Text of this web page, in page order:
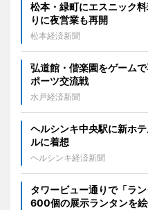
松本・緑町にエスニック
りに夜営業も再開
松本経済新聞
弘道館・偕楽園をゲーム
ポーツ交流戦
水戸経済新聞
ヘルシンキ中央駅に新ホ
ルに着想
ヘルシンキ経済新聞
タワービュー通りで「ラ
600個の展示ランタンを